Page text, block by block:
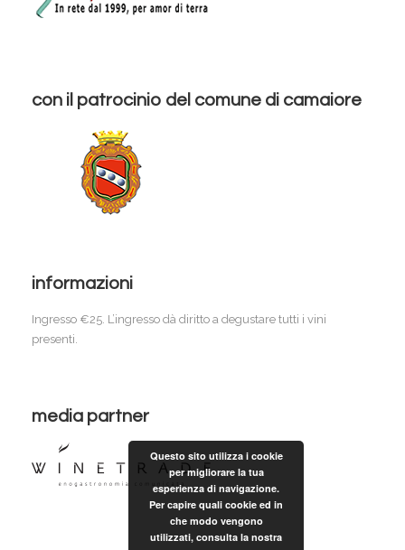
con il patrocinio del comune di camaiore
informazioni
Ingresso €25. L’ingresso dà diritto a degustare tutti i vini
presenti.
media partner
Questo sito utilizza i cookie
per migliorare la tua
esperienza di navigazione.
Per capire quali cookie ed in
che modo vengono
utilizzati, consulta la nostra